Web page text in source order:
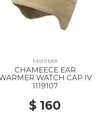
Montbell
CHAMEECE EAR
WATCH CAP IV
1119107
$ 160